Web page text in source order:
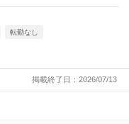
転勤なし
掲載終了日：2026/07/13